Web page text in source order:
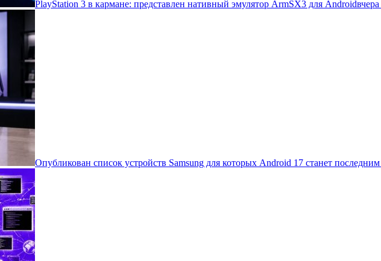
PlayStation 3 в кармане: представлен нативный эмулятор ArmSX3 для Android
Опубликован список устройств Samsung для которых Android 17 станет